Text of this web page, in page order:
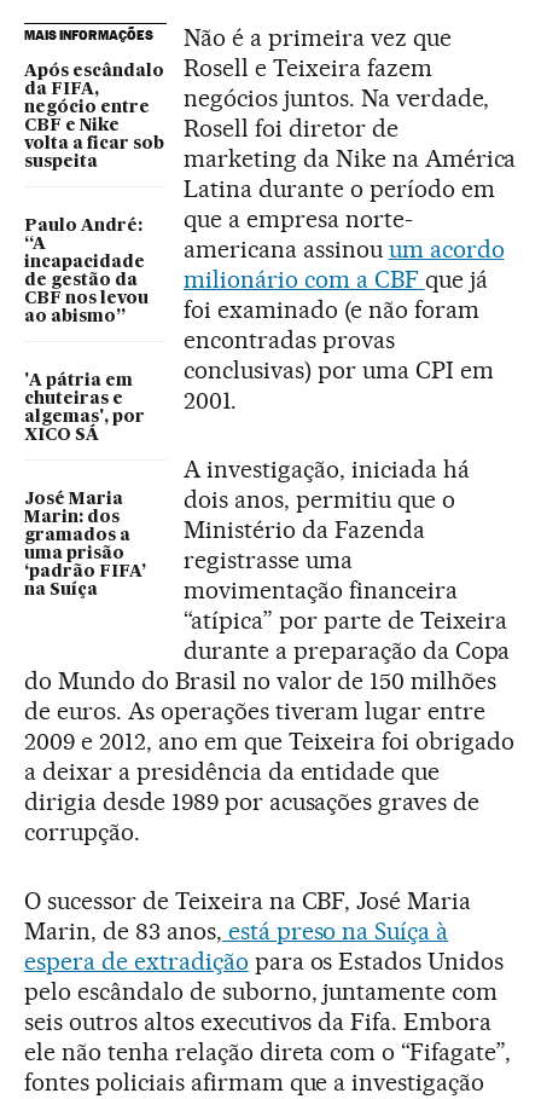
MAIS INFORMAÇÕES
Após escândalo
da FIFA,
negócio entre
CBF e Nike
volta a ficar sob
suspeita
Paulo André:
“A
incapacidade
de gestão da
CBF nos levou
ao abismo”
'A pátria em
chuteiras e
algemas', por
XICO SÁ
José Maria
Marin: dos
gramados a
uma prisão
‘padrão FIFA’
na Suíça
Não é a primeira vez que
Rosell e Teixeira fazem
negócios juntos. Na verdade,
Rosell foi diretor de
marketing da Nike na América
Latina durante o período em
que a empresa norte-
americana assinou um acordo
milionário com a CBF que já
foi examinado (e não foram
encontradas provas
conclusivas) por uma CPI em
2001.
A investigação, iniciada há
dois anos, permitiu que o
Ministério da Fazenda
registrasse uma
movimentação financeira
“atípica” por parte de Teixeira
durante a preparação da Copa
do Mundo do Brasil no valor de 150 milhões
de euros. As operações tiveram lugar entre
2009 e 2012, ano em que Teixeira foi obrigado
a deixar a presidência da entidade que
dirigia desde 1989 por acusações graves de
corrupção.
O sucessor de Teixeira na CBF, José Maria
Marin, de 83 anos, está preso na Suíça à
espera de extradição para os Estados Unidos
pelo escândalo de suborno, juntamente com
seis outros altos executivos da Fifa. Embora
ele não tenha relação direta com o “Fifagate”,
fontes policiais afirmam que a investigação